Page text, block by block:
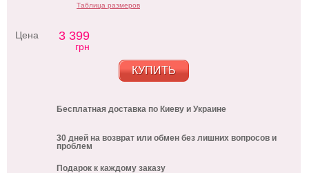
Таблица размеров
Цена 3 399
грн
КУПИТЬ
Бесплатная доставка по Киеву и Украине
30 дней на возврат или обмен без лишних вопросов и
проблем
Подарок к каждому заказу